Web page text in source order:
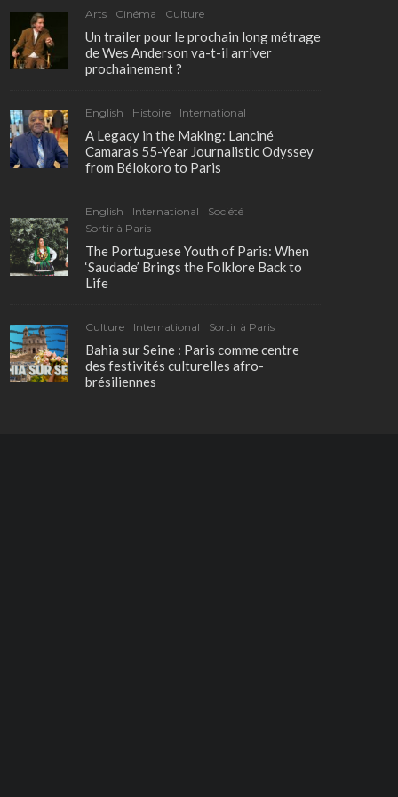
Arts Cinéma Culture
Un trailer pour le prochain long métrage
de Wes Anderson va-t-il arriver
prochainement ?
English Histoire International
A Legacy in the Making: Lanciné
Camara’s 55-Year Journalistic Odyssey
from Bélokoro to Paris
English International
Société
Sortir à Paris
The Portuguese Youth of Paris: When
‘Saudade’ Brings the Folklore Back to
Life
Culture International Sortir à Paris
Bahia sur Seine : Paris comme centre
des festivités culturelles afro-
brésiliennes